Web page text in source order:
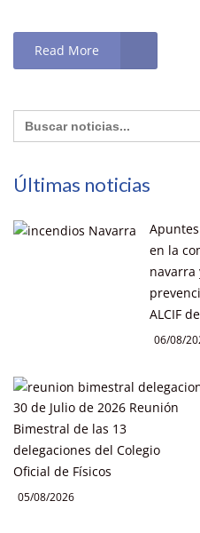
Read More
Buscar:
Últimas noticias
en la
navarra
ALCIF
06/08/
30 de Julio de 2026 Reunión
Bimestral de las 13
delegaciones del Colegio
Oficial de Físicos
05/08/2026